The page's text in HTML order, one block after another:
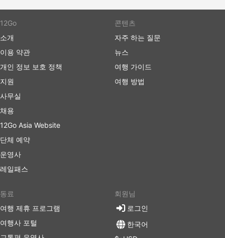
버스 티켓은 항공 또는 고속 열차 티켓에 비해 더 저렴
할 수 있습니다. 여행자들은 다양한 예산의 좌석을 선
택할 수 있습니다. 더 저렴한 표준 옵션은 약간 느릴
수 있고 최고의 편안함을 제공하지는 않지만 견딜만하
며 목적지까지 데려다줍니다. 장거리 노선을 이용할
경우, 화장실에 갈 수 있는 시간이 주어지며 간식, 물,
승객 및 기타 여러 특별 서비스를 갖춘 비행기의 비즈
니스 클래스에 버금가는 좌석을 제공하여 즐거운 여행
할 수 있도록 더 큰 고속도로에 가까운 도시 외곽에 위
치하는 경우가 많습니다. 불행히도 여행자에게도 추가
적인 어려움이 생길 수 있습니다.이러한 터미널로 가
12Go
소개
이용 약관
개인 정보 보호 정책
지원
사무실
채용
12Go Asia Website
단체 예약
운영사
레일패스
콘텐츠
자주 하는 질문
뉴스
여행 가이드
여행 방법
동료
여행 제휴 프로그램
여행사 포털
회원님
로그인
한국어